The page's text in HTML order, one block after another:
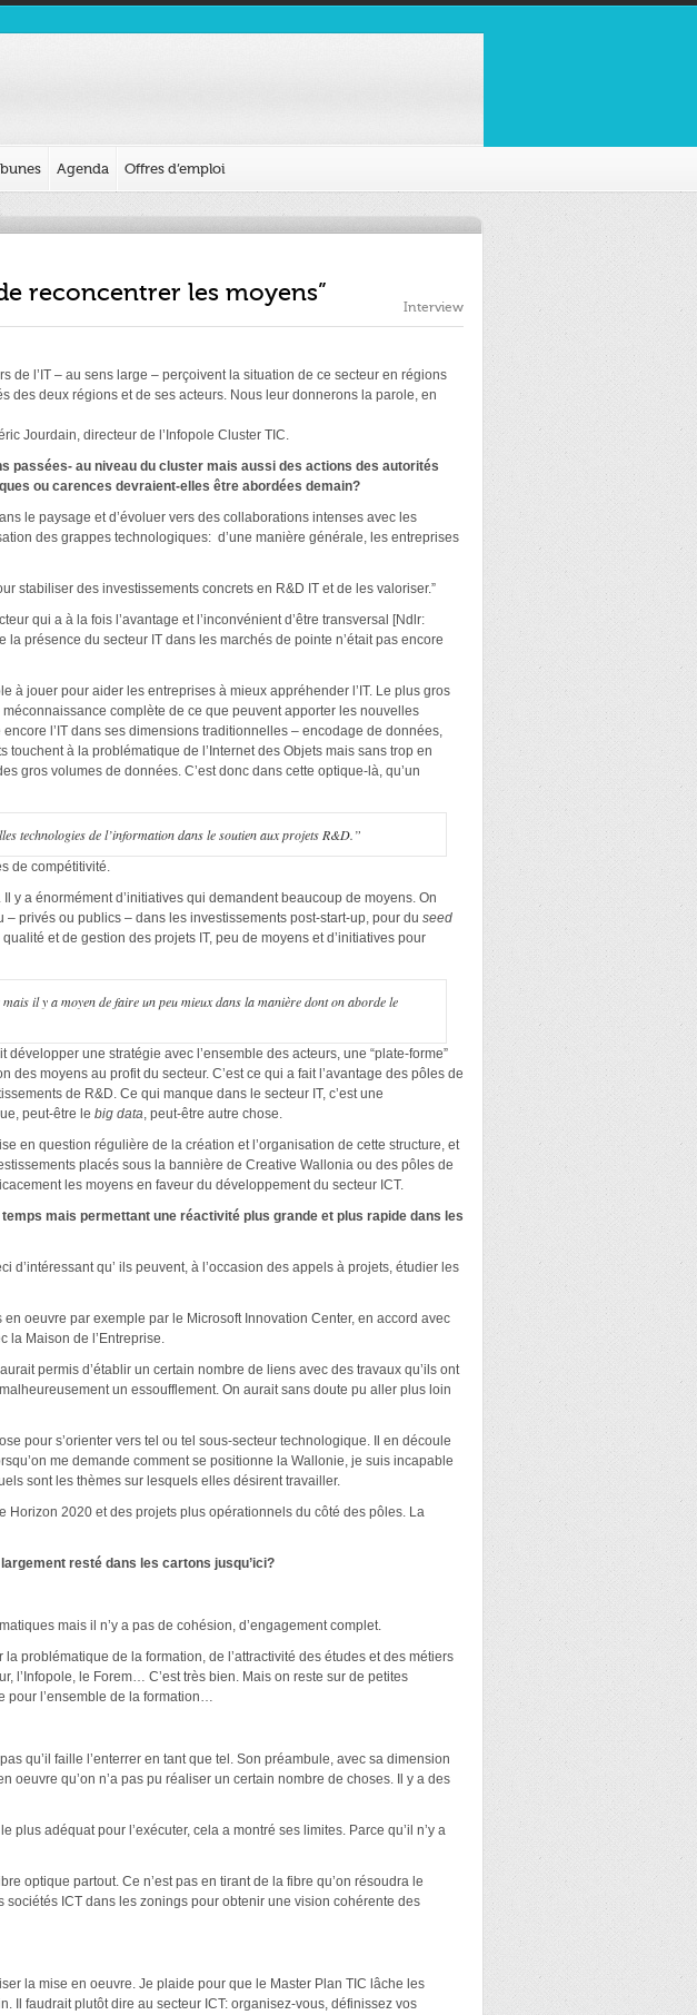
Agenda Offres d’emploi
reconcentrer les moyens” Interview
de l’IT – au sens large – perçoivent la situation de ce secteur en régions
des deux régions et de ses acteurs. Nous leur donnerons la parole, en
Jourdain, directeur de l’Infopole Cluster TIC.
passées- au niveau du cluster mais aussi des actions des autorités
ou carences devraient-elles être abordées demain?
le paysage et d’évoluer vers des collaborations intenses avec les
des grappes technologiques: d’une manière générale, les entreprises
stabiliser des investissements concrets en R&D IT et de les valoriser.”
qui a à la fois l’avantage et l’inconvénient d’être transversal [Ndlr:
la présence du secteur IT dans les marchés de pointe n’était pas encore
à jouer pour aider les entreprises à mieux appréhender l’IT. Le plus gros
complète de ce que peuvent apporter les nouvelles
l’IT dans ses dimensions traditionnelles – encodage de données,
à la problématique de l’Internet des Objets mais sans trop en
gros volumes de données. C’est donc dans cette optique-là, qu’un
technologies de l’information dans le soutien aux projets R&D.”
de compétitivité.
y a énormément d’initiatives qui demandent beaucoup de moyens. On
privés ou publics – dans les investissements post-start-up, pour du seed
et de gestion des projets IT, peu de moyens et d’initiatives pour
il y a moyen de faire un peu mieux dans la manière dont on aborde le
une stratégie avec l’ensemble des acteurs, une “plate-forme”
moyens au profit du secteur. C’est ce qui a fait l’avantage des pôles de
de R&D. Ce qui manque dans le secteur IT, c’est une
peut-être le big data, peut-être autre chose.
en question régulière de la création et l’organisation de cette structure, et
placés sous la bannière de Creative Wallonia ou des pôles de
les moyens en faveur du développement du secteur ICT.
mais permettant une réactivité plus grande et plus rapide dans les
qu’ ils peuvent, à l’occasion des appels à projets, étudier les
oeuvre par exemple par le Microsoft Innovation Center, en accord avec
la Maison de l’Entreprise.
permis d’établir un certain nombre de liens avec des travaux qu’ils ont
un essoufflement. On aurait sans doute pu aller plus loin
pour s’orienter vers tel ou tel sous-secteur technologique. Il en découle
me demande comment se positionne la Wallonie, je suis incapable
sont les thèmes sur lesquels elles désirent travailler.
Horizon 2020 et des projets plus opérationnels du côté des pôles. La
resté dans les cartons jusqu’ici?
mais il n’y a pas de cohésion, d’engagement complet.
problématique de la formation, de l’attractivité des études et des métiers
l’Infopole, le Forem… C’est très bien. Mais on reste sur de petites
pour l’ensemble de la formation…
qu’il faille l’enterrer en tant que tel. Son préambule, avec sa dimension
oeuvre qu’on n’a pas pu réaliser un certain nombre de choses. Il y a des
adéquat pour l’exécuter, cela a montré ses limites. Parce qu’il n’y a
optique partout. Ce n’est pas en tirant de la fibre qu’on résoudra le
ICT dans les zonings pour obtenir une vision cohérente des
la mise en oeuvre. Je plaide pour que le Master Plan TIC lâche les
Il faudrait plutôt dire au secteur ICT: organisez-vous, définissez vos